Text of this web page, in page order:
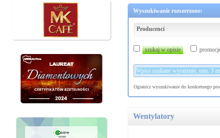
Wyszukiwanie rozszerzone:
Producenci
szukaj w opisie
Ogranicz wyszukiwanie do konkretnego
Wentylatory